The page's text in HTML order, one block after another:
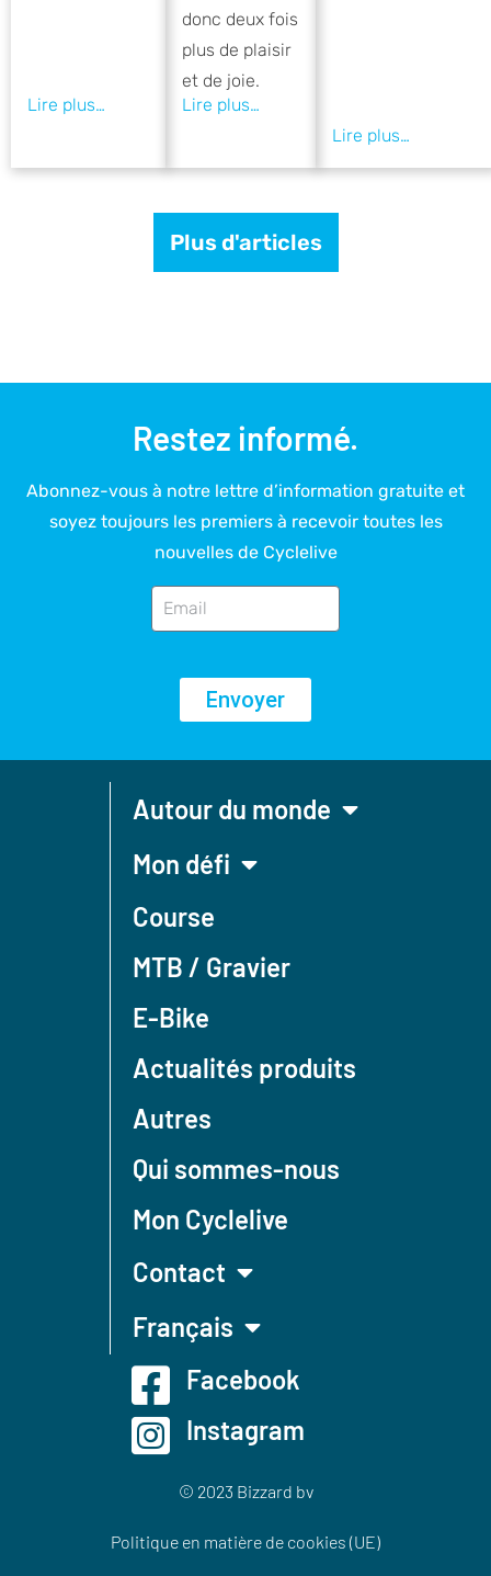
donc deux fois
plus de plaisir
et de joie.
Plus d'articles
Restez informé.
Abonnez-vous à notre lettre d’information gratuite et
soyez toujours les premiers à recevoir toutes les
nouvelles de Cyclelive
Envoyer
Autour du monde
Mon défi
Course
MTB / Gravier
E-Bike
Actualités produits
Autres
Qui sommes-nous
Mon Cyclelive
Contact
Français
Facebook
Instagram
© 2023 Bizzard bv
Politique en matière de cookies (UE)